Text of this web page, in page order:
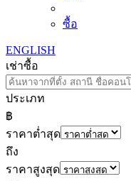
ซื้อ
ENGLISH
เช่าซื้อ
ประเภท
฿
ราคาต่ำสุด
ถึง
ราคาสูงสุด